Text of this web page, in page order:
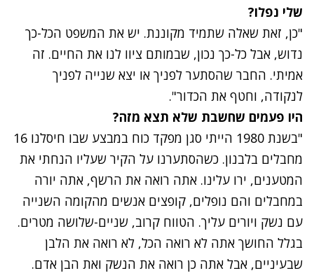
שלי נפלו?
"כן, זאת שאלה שתמיד מקוננת. יש את המשפט הכל-כך
נדוש, אבל כל-כך נכון, שבמותם ציוו לנו את החיים. זה
אמיתי. החבר שהסתער לפניך או יצא שנייה לפניך
לנקודה, וחטף את הכדור".
היו פעמים שחשבת שלא תצא מזה?
"בשנת 1980 הייתי סגן מפקד כוח במבצע שבו חיסלנו 16
מחבלים בלבנון. כשהסתערנו על הקיר שעליו הנחתי את
המטענים, ירו עלינו. אתה רואה את הרשף, אתה יורה
במחבלים והם נופלים, קופצים אנשים מהקומה השנייה
עם נשק ויורים עליך. הטווח קרוב, שניים-שלושה מטרים.
בגלל החושך אתה לא רואה הכל, לא רואה את הלבן
שבעיניים, אבל אתה כן רואה את הנשק ואת הבן אדם.